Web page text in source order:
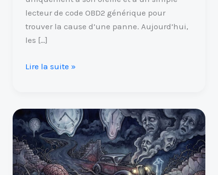
lecteur de code OBD2 générique pour
trouver la cause d’une panne. Aujourd’hui,
les […]
Lire la suite »
Rêver
de
voiture
cassée
: